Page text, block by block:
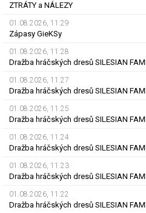
ZTRÁTY a NÁLEZY
01.08.2026, 11.29
Zápasy GieKSy
01.08.2026, 11.28
Dražba hráčských dresů SILESIAN
01.08.2026, 11.27
Dražba hráčských dresů SILESIAN
01.08.2026, 11.25
Dražba hráčských dresů SILESIAN
01.08.2026, 11.24
Dražba hráčských dresů SILESIAN
01.08.2026, 11.23
01.08.2026, 11.22
Dražba hráčských dresů SILESIAN